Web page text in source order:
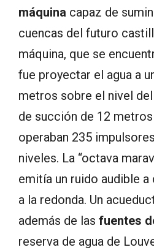
máquina capaz de
cuencas del futuro
máquina, que se
fue proyectar el agua a
metros sobre el nivel
de succión de 12
operaban 235
niveles. La “octava
emitía un ruido audible
a la redonda. Un
además de las fuentes
reserva de agua de